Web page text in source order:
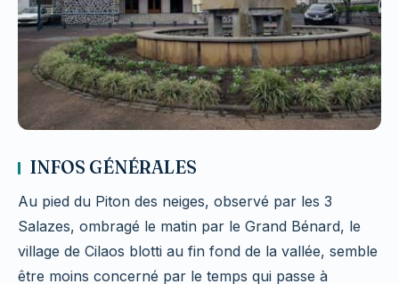
INFOS GÉNÉRALES
Au pied du Piton des neiges, observé par les 3
Salazes, ombragé le matin par le Grand Bénard, le
village de Cilaos blotti au fin fond de la vallée, semble
être moins concerné par le temps qui passe à